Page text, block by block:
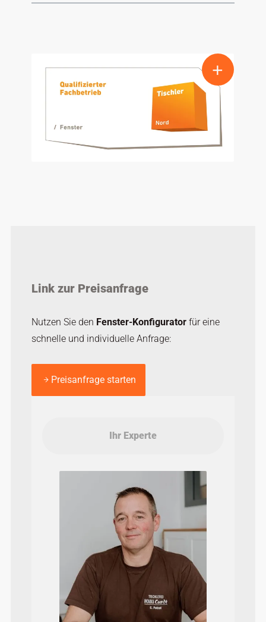
Link zur Preisanfrage
Nutzen Sie den Fenster-Konfigurator für eine
schnelle und individuelle Anfrage:
Preisanfrage starten
Ihr Experte